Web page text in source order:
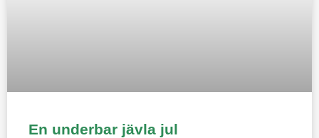
En underbar jävla jul